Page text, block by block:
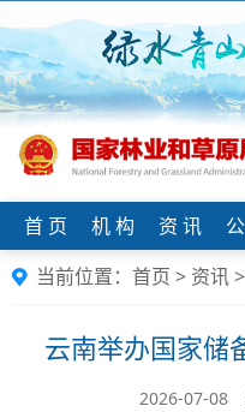
首 页 机 构 资 讯
当前位置： 首页 > 资讯>
云南举办国家储
2026-07-08